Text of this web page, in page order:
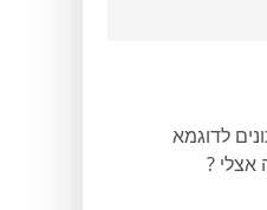
לדוגמא
אצלי ?